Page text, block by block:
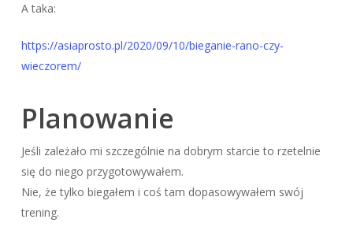
A taka:
https://asiaprosto.pl/2020/09/10/bieganie-rano-czy-
wieczorem/
Planowanie
Jeśli zależało mi szczególnie na dobrym starcie to rzetelnie
się do niego przygotowywałem.
Nie, że tylko biegałem i coś tam dopasowywałem swój
trening.